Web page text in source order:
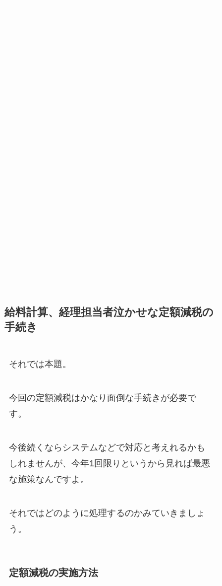
給料計算、経理担当者泣かせな定額減税の
手続き
それでは本題。
今回の定額減税はかなり面倒な手続きが必要で
す。
今後続くならシステムなどで対応と考えれるかも
しれませんが、今年1回限りというから見れば最悪
な施策なんですよ。
それではどのように処理するのかみていきましょ
う。
定額減税の実施方法